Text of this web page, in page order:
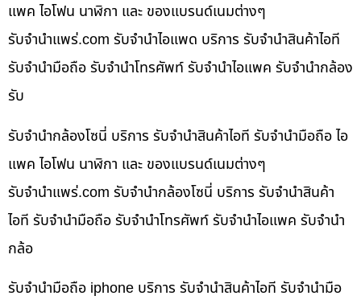
แพค ไอโฟน นาฬิกา และ ของแบรนด์เนมต่างๆ
รับจํานําแพร่.com รับจำนำไอแพด บริการ รับจำนำสินค้าไอที
รับจำนำมือถือ รับจำนำโทรศัพท์ รับจำนำไอแพค รับจำนำกล้อง
รับ
รับจำนำกล้องโซนี่ บริการ รับจำนำสินค้าไอที รับจำนำมือถือ ไอ
แพค ไอโฟน นาฬิกา และ ของแบรนด์เนมต่างๆ
รับจํานําแพร่.com รับจำนำกล้องโซนี่ บริการ รับจำนำสินค้า
ไอที รับจำนำมือถือ รับจำนำโทรศัพท์ รับจำนำไอแพค รับจำนำ
กล้อ
รับจำนำมือถือ iphone บริการ รับจำนำสินค้าไอที รับจำนำมือ